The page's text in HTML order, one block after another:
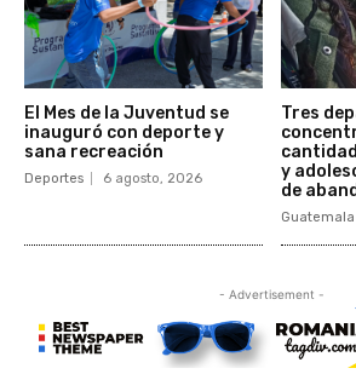
El Mes de la Juventud se
inauguró con deporte y
sana recreación
Deportes 6 agosto, 2026
Tres
y
de
Guatemala
- Advertisement -